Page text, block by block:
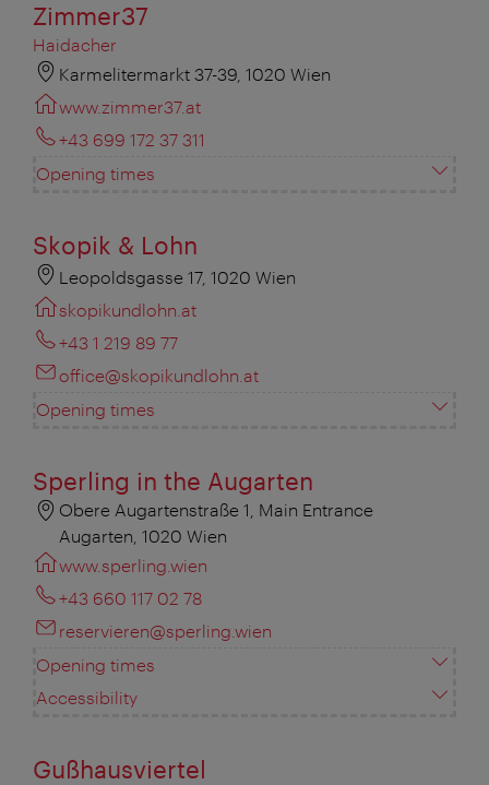
Zimmer37
Haidacher
Karmelitermarkt 37-39, 1020 Wien
www.zimmer37.at
+43 699 172 37 311
Opening times
Skopik & Lohn
Leopoldsgasse 17, 1020 Wien
skopikundlohn.at
+43 1 219 89 77
office@skopikundlohn.at
Opening times
Sperling in the Augarten
Obere Augartenstraße 1, Main Entrance
Augarten, 1020 Wien
www.sperling.wien
+43 660 117 02 78
reservieren@sperling.wien
Opening times
Accessibility
Gußhausviertel